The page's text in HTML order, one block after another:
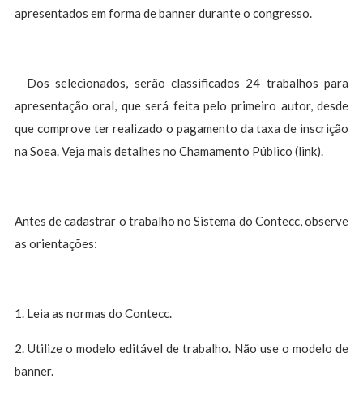
apresentados em forma de banner durante o congresso.
Dos selecionados, serão classificados 24 trabalhos para
apresentação oral, que será feita pelo primeiro autor, desde
que comprove ter realizado o pagamento da taxa de inscrição
na Soea. Veja mais detalhes no Chamamento Público (link).
Antes de cadastrar o trabalho no Sistema do Contecc, observe
as orientações:
1. Leia as normas do Contecc.
2. Utilize o modelo editável de trabalho. Não use o modelo de
banner.